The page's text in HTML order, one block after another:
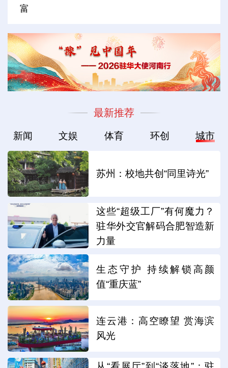
富
最新推荐
新闻 文娱 体育 环创 城市
苏州：校地共创“同里诗光”
这些“超级工厂”有何魔力？
驻华外交官解码合肥智造新
力量
生态守护 持续解锁高颜
值“重庆蓝”
连云港：高空瞭望 赏海滨
风光